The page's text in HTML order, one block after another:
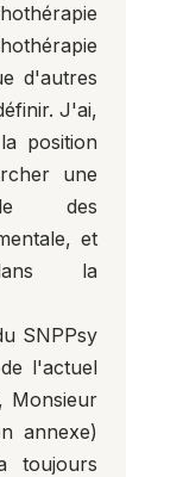
d'autres
J'ai,
position
une
des
et
la
SNPPsy
l'actuel
Monsieur
annexe)
toujours